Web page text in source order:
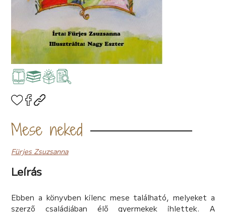
Mese neked
Fürjes Zsuzsanna
Leírás
Ebben a könyvben kilenc mese található, melyeket a
szerző családjában élő gyermekek ihlettek. A